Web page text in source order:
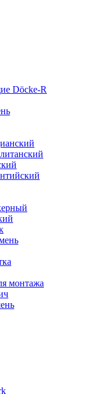
Döcke-R
монтажа